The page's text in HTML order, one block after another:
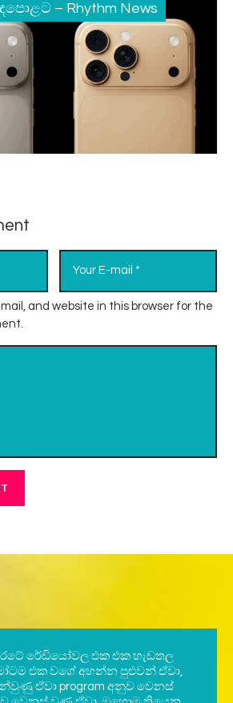
– Rhythm News
and website in this browser for the
රටේ රේඩියෝවල එක එක හැඩතල
එක වගේ අහන්න පුළුවන් ඒවා,
ඒවා program අනුව වෙනස්